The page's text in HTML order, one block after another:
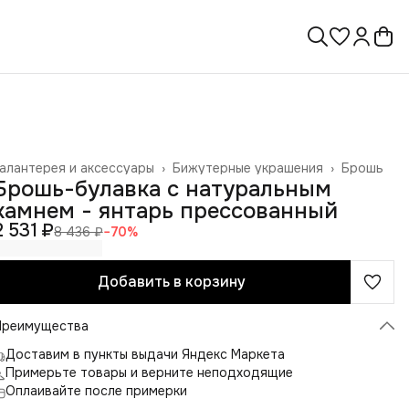
Брошь
Бижутерные украшения ›
и аксессуары ›
›
булавка с натуральным
- янтарь прессованный
531 ₽8 436 ₽−70%
Добавить в корзину
Доставим в пункты выдачи Яндекс Маркета
Примерьте товары и верните неподходящие
Оплаивайте после примерки